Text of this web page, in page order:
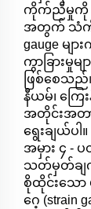
ကိုက်ညီမှုကို လ
အတွက် သံကို
gauge မျ
ကွာခြားမှုမ
ဖြစ်စေသ
နီယမ်၊ ကြ
အတိုင်းအတာ
ရွေးချယ်ပါ။
အမှား ၄ -
သတ်မှတ်ချ
စိုထိုင်းသော
ဂေ့